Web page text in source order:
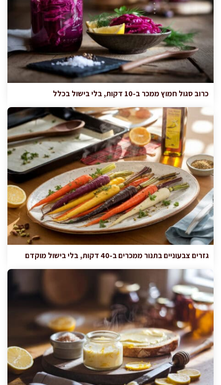
כרוב סגול חמוץ ממכר ב-10 דקות, בלי בישול בכלל
גזרים צבעוניים בתנור ממכרים ב-40 דקות, בלי בישול מוקדם